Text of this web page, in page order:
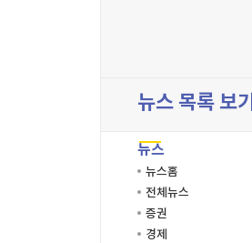
뉴스 목록 보기
뉴스
뉴스홈
전체뉴스
증권
경제